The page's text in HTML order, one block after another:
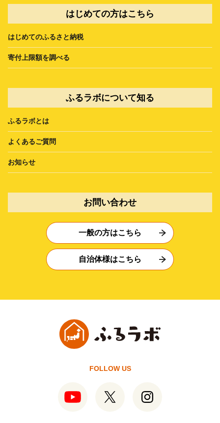
はじめての方はこちら
はじめてのふるさと納税
寄付上限額を調べる
ふるラボについて知る
ふるラボとは
よくあるご質問
お知らせ
お問い合わせ
一般の方はこちら
自治体様はこちら
FOLLOW US